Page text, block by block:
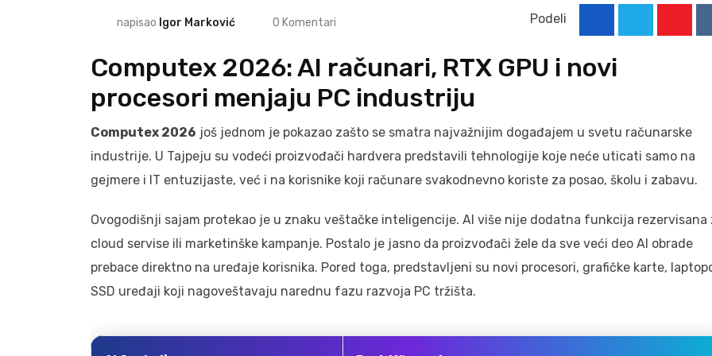
napisao Igor Marković 0 Komentari Podeli
Computex 2026: AI računari, RTX GPU i novi
procesori menjaju PC industriju
Computex 2026 još jednom je pokazao zašto se smatra najvažnijim događajem u svetu računarske
industrije. U Tajpeju su vodeći proizvođači hardvera predstavili tehnologije koje neće uticati samo na
gejmere i IT entuzijaste, već i na korisnike koji računare svakodnevno koriste za posao, školu i zabavu.
Ovogodišnji sajam protekao je u znaku veštačke inteligencije. AI više nije dodatna funkcija rezervisana
cloud servise ili marketinške kampanje. Postalo je jasno da proizvođači žele da sve veći deo AI obrade
prebace direktno na uređaje korisnika. Pored toga, predstavljeni su novi procesori, grafičke karte,
SSD uređaji koji nagoveštavaju narednu fazu razvoja PC tržišta.